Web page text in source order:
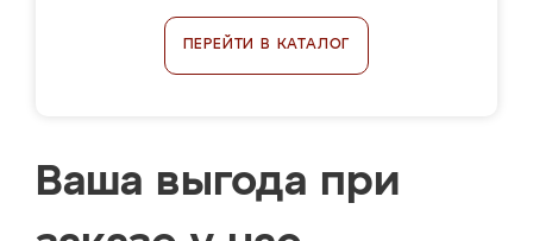
ПЕРЕЙТИ В КАТАЛОГ
Ваша выгода при